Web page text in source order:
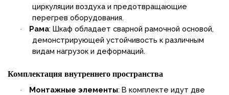
циркуляции воздуха и предотвращающие
перегрев оборудования.
· Рама: Шкаф обладает сварной рамочной основой,
демонстрирующей устойчивость к различным
видам нагрузок и деформаций.
Комплектация внутреннего пространства
· Монтажные элементы: В комплекте идут две